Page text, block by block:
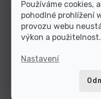
Používáme cookies,
pohodlné prohlížení
provozu webu
výkon a
Nastavení